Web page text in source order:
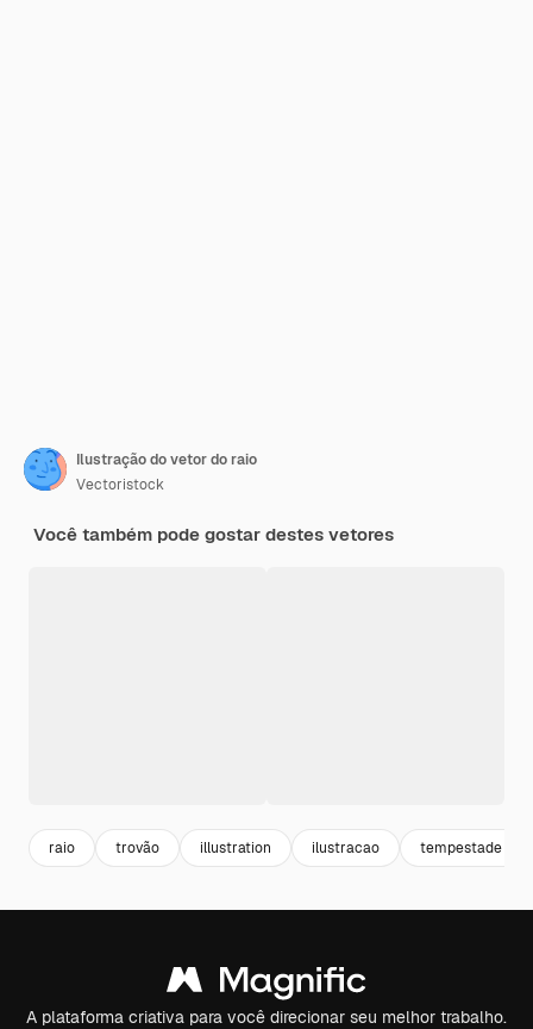
Ilustração do vetor do raio
Vectoristock
Você também pode gostar destes vetores
raio trovão illustration ilustracao tempestade
A plataforma criativa para você direcionar seu melhor trabalho.